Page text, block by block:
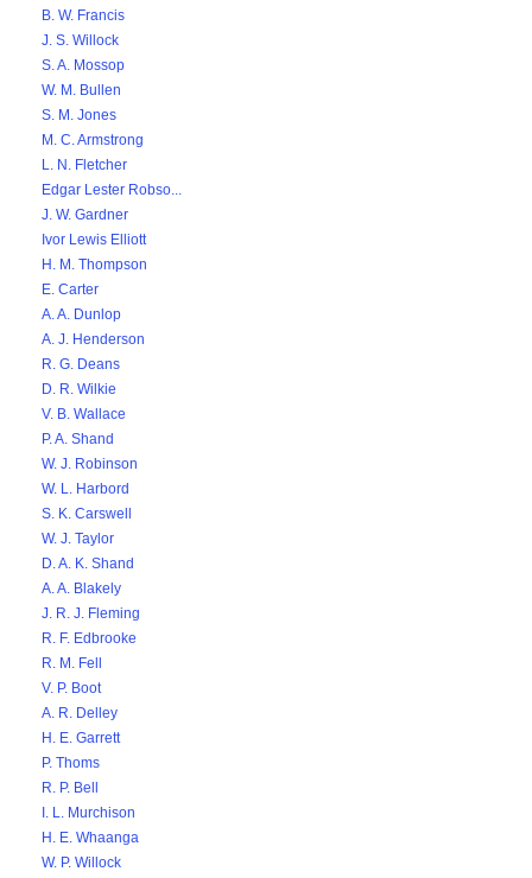
B. W. Francis
J. S. Willock
S. A. Mossop
W. M. Bullen
S. M. Jones
M. C. Armstrong
L. N. Fletcher
Edgar Lester Robso...
J. W. Gardner
Ivor Lewis Elliott
H. M. Thompson
E. Carter
A. A. Dunlop
A. J. Henderson
R. G. Deans
D. R. Wilkie
V. B. Wallace
P. A. Shand
W. J. Robinson
W. L. Harbord
S. K. Carswell
W. J. Taylor
D. A. K. Shand
A. A. Blakely
J. R. J. Fleming
R. F. Edbrooke
R. M. Fell
V. P. Boot
A. R. Delley
H. E. Garrett
P. Thoms
R. P. Bell
I. L. Murchison
H. E. Whaanga
W. P. Willock